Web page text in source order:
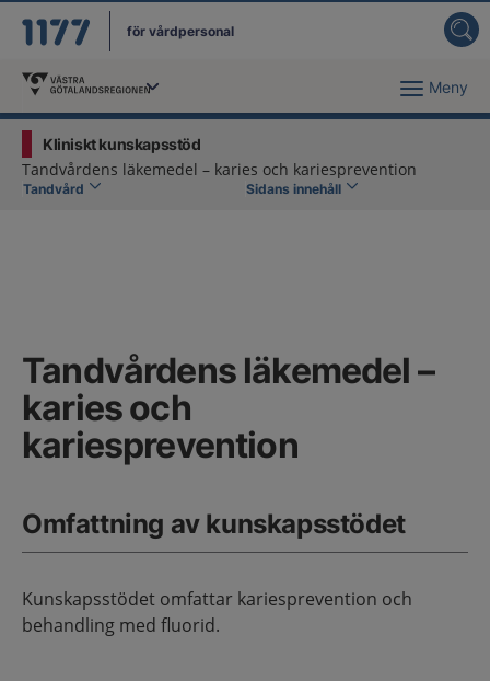
för vårdpersonal
Du har valt region Meny
Kliniskt kunskapsstöd
Tandvårdens läkemedel – karies och kariesprevention
Tandvård Sidans innehåll
Tandvårdens läkemedel –
karies och
kariesprevention
Omfattning av kunskapsstödet
Kunskapsstödet omfattar kariesprevention och
behandling med fluorid.